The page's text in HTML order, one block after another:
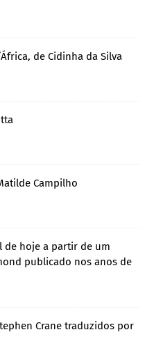
de Cidinha da Silva
Campilho
de hoje a partir de um
publicado nos anos de
Crane traduzidos por